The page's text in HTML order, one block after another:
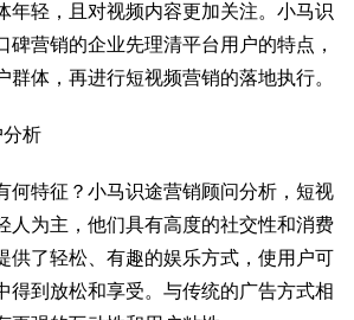
年轻，且对视频内容更加关注。小马识
碑营销的企业先理清平台用户的特点，
群体，再进行短视频营销的落地执行。
析
何特征？小马识途营销顾问分析，短视
人为主，他们具有高度的社交性和消费
供了轻松、有趣的娱乐方式，使用户可
得到放松和享受。与传统的广告方式相